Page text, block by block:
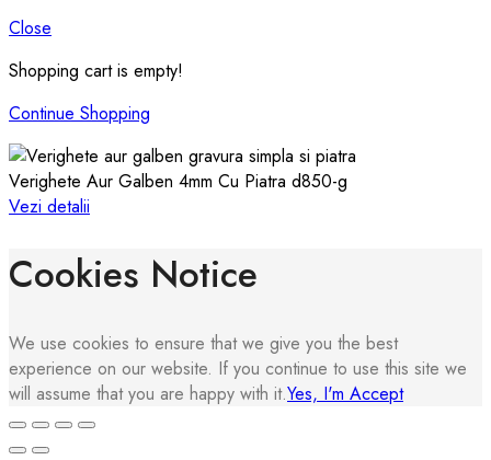
Close
Shopping cart is empty!
Continue Shopping
Verighete Aur Galben 4mm Cu Piatra d850-g
Vezi detalii
Cookies Notice
We use cookies to ensure that we give you the best
experience on our website. If you continue to use this site we
will assume that you are happy with it.Yes, I'm Accept